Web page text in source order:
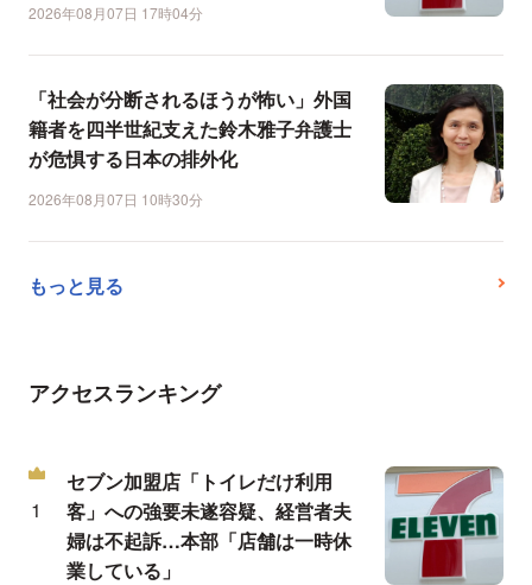
2026年08月07日 17時04分
「社会が分断されるほうが怖い」外国
籍者を四半世紀支えた鈴木雅子弁護士
が危惧する日本の排外化
2026年08月07日 10時30分
もっと見る
アクセスランキング
セブン加盟店「トイレだけ利用
客」への強要未遂容疑、経営者夫
婦は不起訴…本部「店舗は一時休
業している」